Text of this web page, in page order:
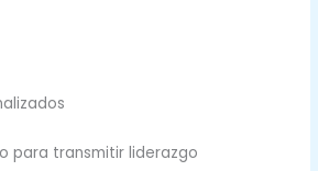
para transmitir liderazgo